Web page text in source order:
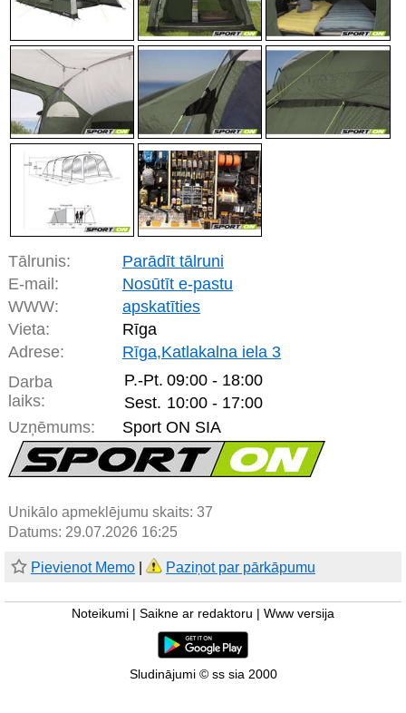
Tālrunis:
Parādīt tālruni
E-mail:
Nosūtīt e-pastu
WWW:
apskatīties
Vieta:
Rīga
Adrese:
Rīga,Katlakalna iela 3
Darba
laiks:
P.-Pt. 09:00 - 18:00
Sest. 10:00 - 17:00
Uzņēmums:
Sport ON SIA
Unikālo apmeklējumu skaits: 37
Datums: 29.07.2026 16:25
Pievienot Memo Paziņot par pārkāpumu
Noteikumi Saikne ar redaktoru Www versija
Sludinājumi © ss sia 2000